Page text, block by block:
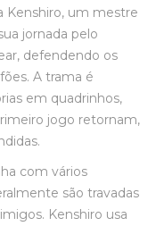
Kenshiro, um mestre
jornada pelo
defendendo os
A trama é
em quadrinhos,
jogo retornam,
com vários
são travadas
Kenshiro usa